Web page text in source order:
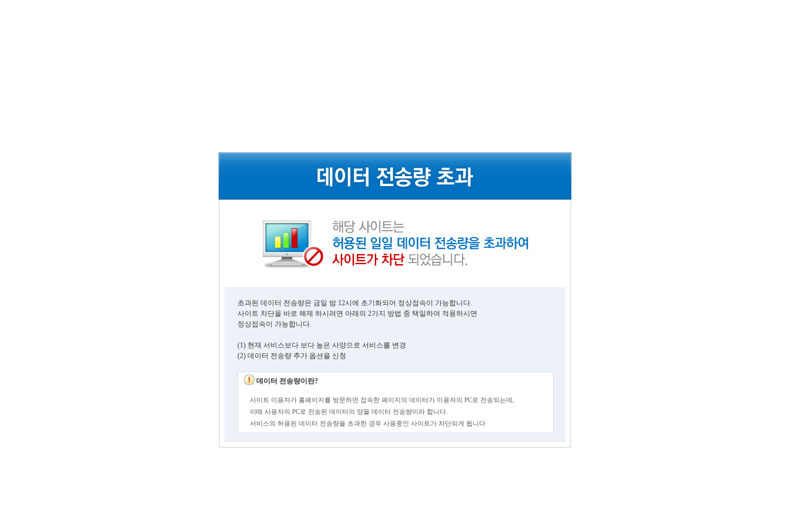
초과된 데이터 전송량은 금일 밤 12시에 초기화되어 정상접속이 가능합니다.
사이트 차단을 바로 해제 하시려면 아래의 2가지 방법 중 택일하여 적용하시면
정상접속이 가능합니다.
(1) 현재 서비스보다 보다 높은 사양으로 서비스를 변경
(2) 데이터 전송량 추가 옵션을 신청
데이터 전송량이란?
사이트 이용자가 홈페이지를 방문하면 접속한 페이지의 데이터가 이용자의 PC로 전송되는데,
이때 사용자의 PC로 전송된 데이터의 양을 데이터 전송량이라 합니다.
서비스의 허용된 데이터 전송량을 초과한 경우 사용중인 사이트가 차단되게 됩니다